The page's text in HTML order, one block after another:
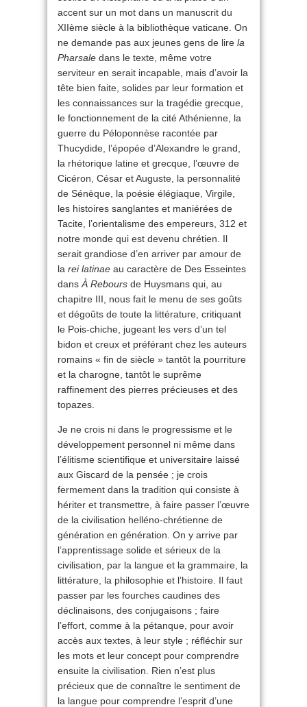
accent sur un mot dans un manuscrit du
XIIème siècle à la bibliothèque vaticane. On
ne demande pas aux jeunes gens de lire la
Pharsale dans le texte, même votre
serviteur en serait incapable, mais d’avoir la
tête bien faite, solides par leur formation et
les connaissances sur la tragédie grecque,
le fonctionnement de la cité Athénienne, la
guerre du Péloponnèse racontée par
Thucydide, l’épopée d’Alexandre le grand,
la rhétorique latine et grecque, l’œuvre de
Cicéron, César et Auguste, la personnalité
de Sénèque, la poésie élégiaque, Virgile,
les histoires sanglantes et maniérées de
Tacite, l’orientalisme des empereurs, 312 et
notre monde qui est devenu chrétien. Il
serait grandiose d’en arriver par amour de
la rei latinae au caractère de Des Esseintes
dans À Rebours de Huysmans qui, au
chapitre III, nous fait le menu de ses goûts
et dégoûts de toute la littérature, critiquant
le Pois-chiche, jugeant les vers d’un tel
bidon et creux et préférant chez les auteurs
romains « fin de siècle » tantôt la pourriture
et la charogne, tantôt le suprême
raffinement des pierres précieuses et des
topazes.
Je ne crois ni dans le progressisme et le
développement personnel ni même dans
l’élitisme scientifique et universitaire laissé
aux Giscard de la pensée ; je crois
fermement dans la tradition qui consiste à
hériter et transmettre, à faire passer l’œuvre
de la civilisation helléno-chrétienne de
génération en génération. On y arrive par
l’apprentissage solide et sérieux de la
civilisation, par la langue et la grammaire, la
littérature, la philosophie et l’histoire. Il faut
passer par les fourches caudines des
déclinaisons, des conjugaisons ; faire
l’effort, comme à la pétanque, pour avoir
accès aux textes, à leur style ; réfléchir sur
les mots et leur concept pour comprendre
ensuite la civilisation. Rien n’est plus
précieux que de connaître le sentiment de
la langue pour comprendre l’esprit d’une